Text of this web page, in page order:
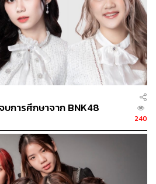
ต ไกรวิจิตร
Creator ประจำกองบรรณาธิการข่าว
สำนักข่าว THE STANDARD ผู้มีงาน
กคือการสัมภาษณ์ BNK48
บการศึกษาจาก BNK48
240